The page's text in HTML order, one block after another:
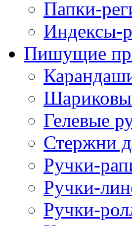
Папки-
Индексы-
Пишущие
Гелевые
Стержни
Ручки-
Ручки-
Ручки-